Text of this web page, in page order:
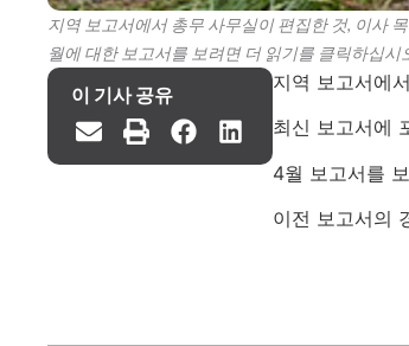
지역 보고서에서 총무 사무실이 편집한 것, 이사
월에 대한 보고서를 보려면 더 읽기를 클릭하십시
이 기사 공유
지역 보고서에
최신 보고서에
4월 보고서를
이전 보고서의